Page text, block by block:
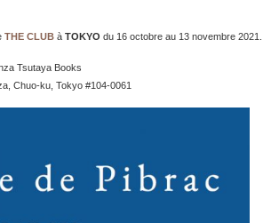
THE CLUB à TOKYO du 16 octobre au 13 novembre 2021.
Tsutaya Books
Chuo-ku, Tokyo #104-0061